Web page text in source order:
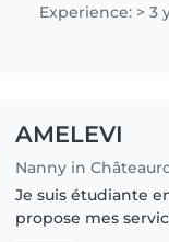
l’agence Baby
Experience: > 3
AMELEVI
Nanny in
Je suis étudiante
propose mes